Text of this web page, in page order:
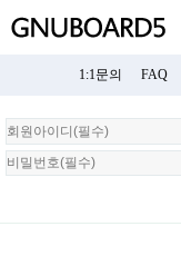
1:1문의 FAQ
회
원
로